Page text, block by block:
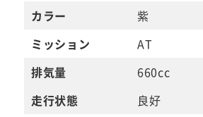
カラー
紫
ミッション
AT
排気量
660cc
走行状態
良好